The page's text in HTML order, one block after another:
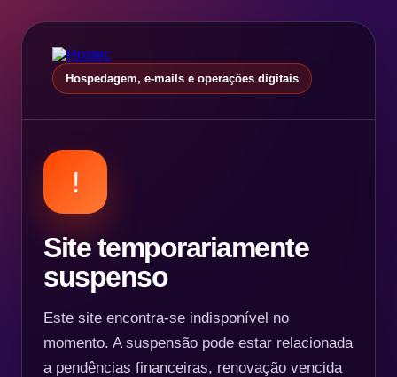
Hospedagem, e-mails e operações digitais
!
Site temporariamente
suspenso
Este site encontra-se indisponível no
momento. A suspensão pode estar relacionada
a pendências financeiras, renovação vencida